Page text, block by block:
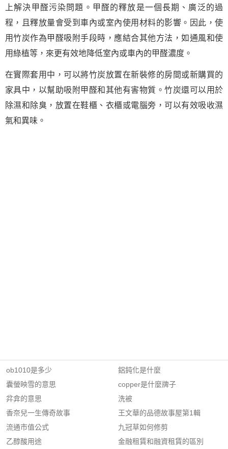
上解決甲醛污染問題。甲醛的釋放是一個長期、廣泛的過
程，且釋放量會受到車內或室內使用材料的影響。因此，使
用竹炭作為甲醛吸附手段時，應結合其他方法，如通風和使
用綠植等，來更有效地降低室內或車內的甲醛濃度。
在實際套用中，可以將竹炭放置在新裝修的房間或新購買的
家具中，以幫助吸附甲醛和其他有害物質。竹炭還可以用於
除濕和除臭，放置在鞋櫃、衣櫃或電腦旁，可以有效吸收濕
氣和異味。
ob1010是多少
囊螢映雪的意思
弅弇的意思
香奈兒一生傳奇故事
流通市值公式
乙醇酸用途
鋁鈍化是什麼
copper是什麼牌子
洗被
王文華的品德故事屋第1輯
九冠草如何修剪
金融租賃和融資租賃的區別